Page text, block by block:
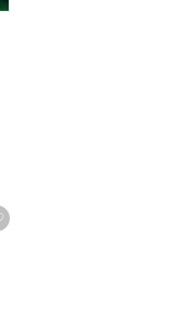
お気に入りに登録する